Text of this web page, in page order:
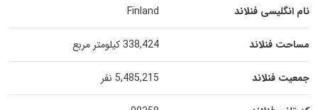
نام انگلیسی فنلاند Finland
مساحت فنلاند 338,424 کیلومتر مربع
جمعیت فنلاند 5,485,215 نفر